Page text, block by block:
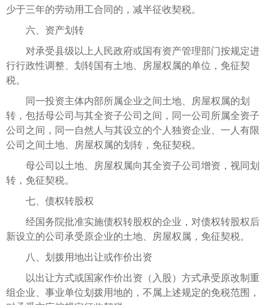
少于三年的劳动用工合同的，减半征收契税。
六、资产划转
对承受县级以上人民政府或国有资产管理部门按规定进
行行政性调整、划转国有土地、房屋权属的单位，免征契
税。
同一投资主体内部所属企业之间土地、房屋权属的划
转，包括母公司与其全资子公司之间，同一公司所属全资子
公司之间，同一自然人与其设立的个人独资企业、一人有限
公司之间土地、房屋权属的划转，免征契税。
母公司以土地、房屋权属向其全资子公司增资，视同划
转，免征契税。
七、债权转股权
经国务院批准实施债权转股权的企业，对债权转股权后
新设立的公司承受原企业的土地、房屋权属，免征契税。
八、划拨用地出让或作价出资
以出让方式或国家作价出资（入股）方式承受原改制重
组企业、事业单位划拨用地的，不属上述规定的免税范围，